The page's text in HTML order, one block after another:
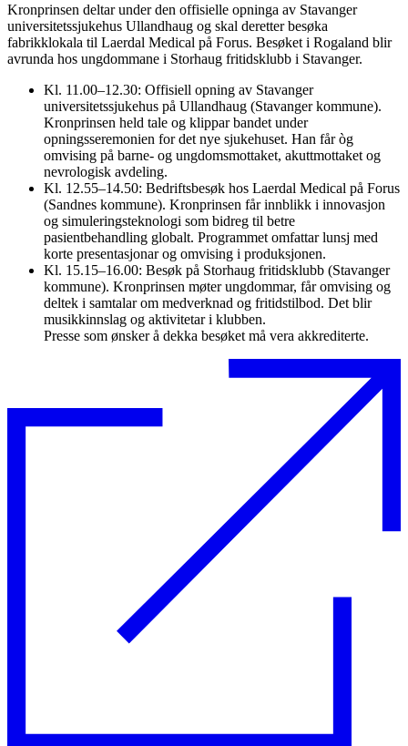
Kronprinsen deltar under den offisielle opninga av Stavanger
universitetssjukehus Ullandhaug og skal deretter besøka
fabrikklokala til Laerdal Medical på Forus. Besøket i Rogaland blir
avrunda hos ungdommane i Storhaug fritidsklubb i Stavanger.
Kl. 11.00–12.30: Offisiell opning av Stavanger
universitetssjukehus på Ullandhaug (Stavanger kommune).
Kronprinsen held tale og klippar bandet under
opningsseremonien for det nye sjukehuset. Han får òg
omvising på barne- og ungdomsmottaket, akuttmottaket og
nevrologisk avdeling.
Kl. 12.55–14.50: Bedriftsbesøk hos Laerdal Medical på Forus
(Sandnes kommune). Kronprinsen får innblikk i innovasjon
og simuleringsteknologi som bidreg til betre
pasientbehandling globalt. Programmet omfattar lunsj med
korte presentasjonar og omvising i produksjonen.
Kl. 15.15–16.00: Besøk på Storhaug fritidsklubb (Stavanger
kommune). Kronprinsen møter ungdommar, får omvising og
deltek i samtalar om medverknad og fritidstilbod. Det blir
musikkinnslag og aktivitetar i klubben.
Presse som ønsker å dekka besøket må vera akkrediterte.